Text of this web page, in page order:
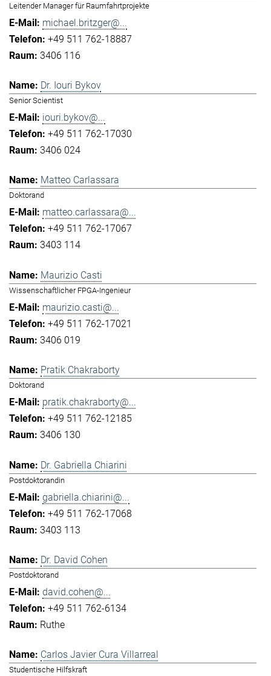
Leitender Manager für Raumfahrtprojekte
michael.britzger@...
+49 511 762-18887
3406 116
Dr. Iouri Bykov
Senior Scientist
iouri.bykov@...
+49 511 762-17030
3406 024
Matteo Carlassara
Doktorand
matteo.carlassara@...
+49 511 762-17067
3403 114
Maurizio Casti
Wissenschaftlicher FPGA-Ingenieur
maurizio.casti@...
+49 511 762-17021
3406 019
Pratik Chakraborty
Doktorand
pratik.chakraborty@...
+49 511 762-12185
3406 130
Dr. Gabriella Chiarini
Postdoktorandin
gabriella.chiarini@...
+49 511 762-17068
3403 113
Dr. David Cohen
Postdoktorand
david.cohen@...
+49 511 762-6134
Ruthe
Carlos Javier Cura Villarreal
Studentische Hilfskraft